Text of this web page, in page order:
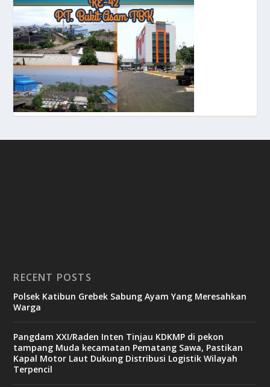
RECENT POSTS
Polsek Katibun Grebek Sabung Ayam Yang Meresahkan
Warga
Pangdam XXI/Raden Inten Tinjau KDKMP di pekon
tampang Muda kecamatan Pematang Sawa, Pastikan
Kapal Motor Laut Dukung Distribusi Logistik Wilayah
Terpencil